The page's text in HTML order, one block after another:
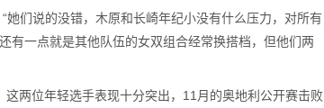
们说的没错，木原和长崎年纪小没有什么压力，对所有
有一点就是其他队伍的女双组合经常换搭档，但他们两
两位年轻选手表现十分突出，11月的奥地利公开赛击败